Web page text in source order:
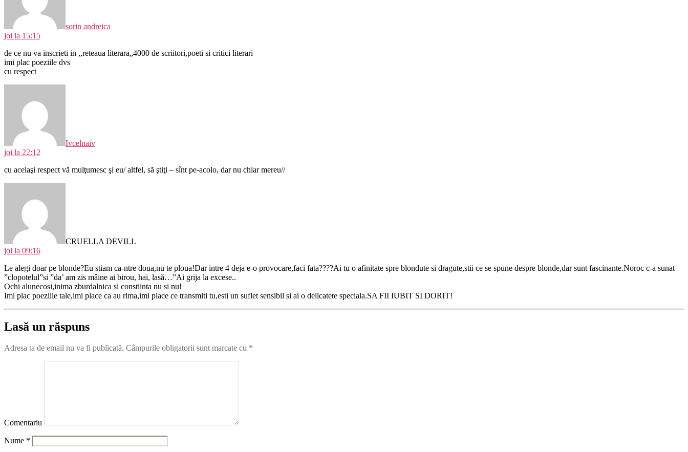
sorin andreica
joi la 15:15
de ce nu va inscrieti in ,,reteaua literara„4000 de scriitori,poeti si critici literari
imi plac poeziile dvs
cu respect
Ivcelnaiv
joi la 22:12
cu acelaşi respect vă mulţumesc şi eu/ altfel, să ştiţi – sînt pe-acolo, dar nu chiar mereu//
CRUELLA DEVILL
joi la 09:16
Le alegi doar pe blonde?Eu stiam ca-ntre doua,nu te ploua!Dar intre 4 deja e-o provocare,faci fata????Ai tu o afinitate spre blondute si dragute,stii ce se spune despre blonde,dar sunt fascinante.Noroc c-a sunat
”clopotelul”si ”da’ am zis mâine ai birou, hai, lasă…”Ai grija la excese..
Ochi alunecosi,inima zburdalnica si constiinta nu si nu!
Imi plac poeziile tale,imi place ca au rima,imi place ce transmiti tu,esti un suflet sensibil si ai o delicatete speciala.SA FII IUBIT SI DORIT!
Lasă un răspuns
Adresa ta de email nu va fi publicată. Câmpurile obligatorii sunt marcate cu *
Comentariu
Nume *